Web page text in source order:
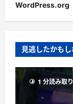
WordPress.org
見逃したかも
1 分読み取り